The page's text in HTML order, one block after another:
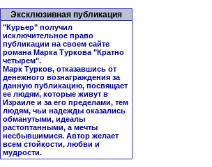
Эксклюзивная публикация
"Курьер" получил
исключительное право
публикации на своем сайте
романа Марка Туркова "Кратно
четырем".
Марк Турков, отказавшись от
денежного вознаграждения за
данную публикацию, посвящает
ее людям, которые живут в
Израиле и за его пределами, тем
людям, чьи надежды оказались
обманутыми, идеалы
растоптанными, а мечты
несбывшимися. Автор желает
всем стойкости, любви и
мудрости.